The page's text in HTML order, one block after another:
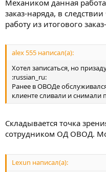
Механиком данная
заказ-наряда, в
работу из итогового
alex 555 написал(а):
Хотел записаться, но
:russian_ru:
Ранее в ОВОДе
клиенте сливали и снимали
Складывается точка
сотрудником ОД ОВОД.
Lexun написал(а):